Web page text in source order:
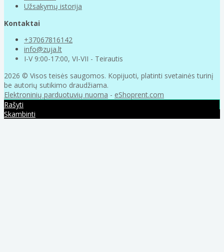
Užsakymų istorija
Kontaktai
+37067816142
info@zuja.lt
I-V 9:00-17:00, VI-VII - Teirautis
2026 © Visos teisės saugomos. Kopijuoti, platinti svetainės turinį
be autorių sutikimo draudžiama.
Elektroninių parduotuvių nuoma - eShoprent.com
Rašyti
Skambinti